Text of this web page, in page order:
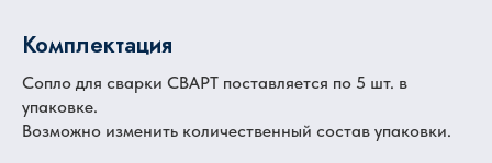
Комплектация
Сопло для сварки СВАРТ поставляется по 5 шт. в
упаковке.
Возможно изменить количественный состав упаковки.